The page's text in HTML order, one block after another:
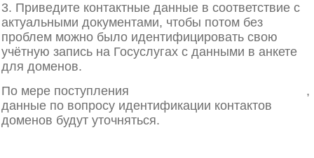
3. Приведите контактные данные в соответствие с
актуальными документами, чтобы потом без
проблем можно было идентифицировать свою
учётную запись на Госуслугах с данными в анкете
для доменов.
По мере поступления
,
данные по вопросу идентификации контактов
доменов будут уточняться.